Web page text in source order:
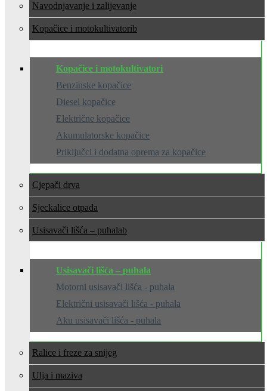
Navodnjavanje i zalijevanje
Kopačice i motokultivatori
Kopačice i motokultivatori
Benzinske kopačice
Diesel kopačice
Električne kopačice
Akumulatorske kopačice
Priključci i dodatna oprema za kopačice
Cjepači drva
Sjeckalice otpada
Usisavači lišća – puhala
Usisavači lišća – puhala
Motorni usisavači lišća - puhala
Električni usisavači lišća - puhala
Aku usisavači lišća - puhala
Ralice i freze za snijeg
Ulja i maziva